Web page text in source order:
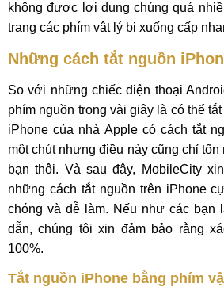
không được lợi dụng chúng quá
trạng các phím vật lý bị xuống cấp
Những cách tắt nguồn
So với những chiếc điện thoại
phím nguồn trong vài giây là có thể
iPhone của nhà Apple có cách tắt
một chút nhưng điều này cũng chỉ
bạn thôi. Và sau đây, MobileCity
những cách tắt nguồn trên iPhone
chóng và dễ làm. Nếu như các bạn
dẫn, chúng tôi xin đảm bảo rằng
100%.
Tắt nguồn iPhone bằng phím